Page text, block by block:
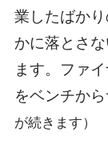
業したばか
かに落とさ
ます。ファ
をベンチか
が続きます）